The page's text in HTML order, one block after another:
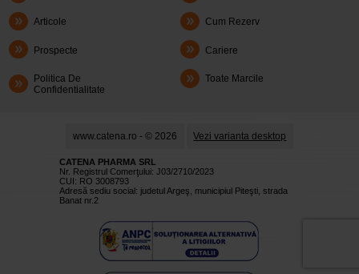
Articole Cum Rezerv
Prospecte Cariere
Politica De
Confidentialitate
Toate Marcile
www.catena.ro - © 2026 Vezi varianta desktop
CATENA PHARMA SRL
Nr. Registrul Comerţului: J03/2710/2023
CUI: RO 3008793
Adresă sediu social: judetul Argeş, municipiul Piteşti, strada
Banat nr.2